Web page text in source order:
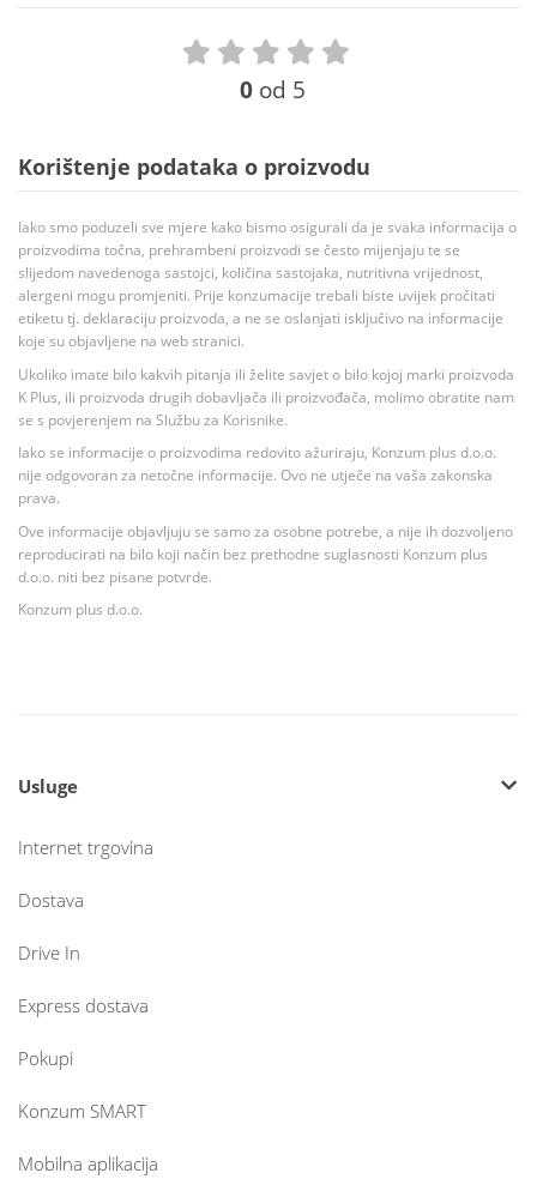
0 od 5
Korištenje podataka o proizvodu
Iako smo poduzeli sve mjere kako bismo osigurali da je svaka informacija o
proizvodima točna, prehrambeni proizvodi se često mijenjaju te se
slijedom navedenoga sastojci, količina sastojaka, nutritivna vrijednost,
alergeni mogu promjeniti. Prije konzumacije trebali biste uvijek pročitati
etiketu tj. deklaraciju proizvoda, a ne se oslanjati isključivo na informacije
koje su objavljene na web stranici.
Ukoliko imate bilo kakvih pitanja ili želite savjet o bilo kojoj marki proizvoda
K Plus, ili proizvoda drugih dobavljača ili proizvođača, molimo obratite nam
se s povjerenjem na Službu za Korisnike.
Iako se informacije o proizvodima redovito ažuriraju, Konzum plus d.o.o.
nije odgovoran za netočne informacije. Ovo ne utječe na vaša zakonska
prava.
Ove informacije objavljuju se samo za osobne potrebe, a nije ih dozvoljeno
reproducirati na bilo koji način bez prethodne suglasnosti Konzum plus
d.o.o. niti bez pisane potvrde.
Konzum plus d.o.o.
Usluge
Internet trgovina
Dostava
Drive In
Express dostava
Pokupi
Konzum SMART
Mobilna aplikacija